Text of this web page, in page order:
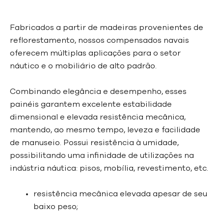
Fabricados a partir de madeiras provenientes de
reflorestamento, nossos compensados navais
oferecem múltiplas aplicações para o setor
náutico e o mobiliário de alto padrão.
Combinando elegância e desempenho, esses
painéis garantem excelente estabilidade
dimensional e elevada resistência mecânica,
mantendo, ao mesmo tempo, leveza e facilidade
de manuseio.
Possui resistência à umidade,
possibilitando uma infinidade de utilizações na
indústria náutica: pisos, mobília, revestimento, etc.
resistência mecânica elevada apesar de seu
baixo peso;